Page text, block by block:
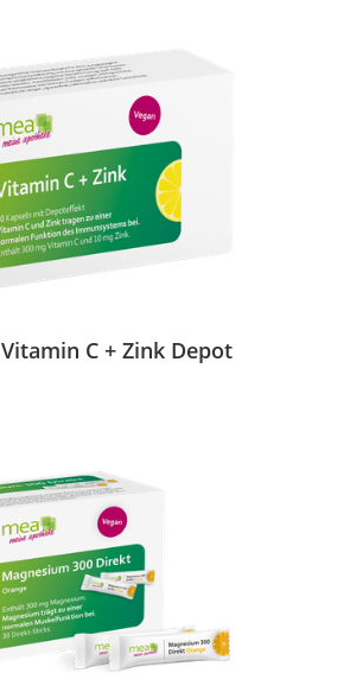
Vitamin C + Zink Depot